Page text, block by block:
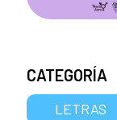
CATEGORÍA
LETRAS